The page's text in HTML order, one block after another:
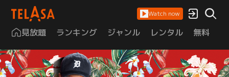
Watch now
見放題 ランキング ジャンル レンタル 無料